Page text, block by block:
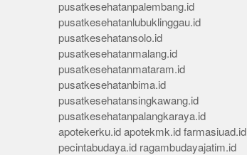
pusatkesehatanpalembang.id
pusatkesehatanlubuklinggau.id
pusatkesehatansolo.id
pusatkesehatanmalang.id
pusatkesehatanmataram.id
pusatkesehatanbima.id
pusatkesehatansingkawang.id
pusatkesehatanpalangkaraya.id
apotekerku.id apotekmk.id farmasiuad.id
pecintabudaya.id ragambudayajatim.id